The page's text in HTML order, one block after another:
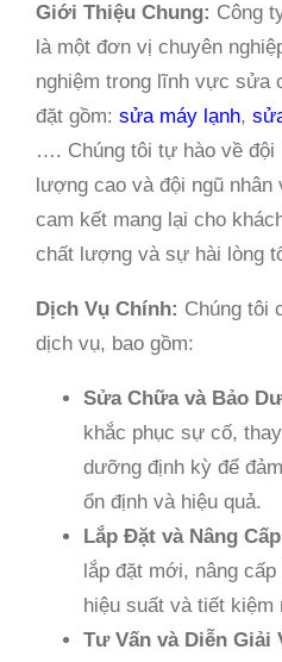
Giới Thiệu Chung: Công
là một đơn vị chuyên
nghiệm trong lĩnh vực sửa
đặt gồm: sửa máy lạnh,
…. Chúng tôi tự hào về đội
lượng cao và đội ngũ nhân
cam kết mang lại cho
chất lượng và sự hài lòng
Dịch Vụ Chính: Chúng tôi
dịch vụ, bao gồm:
Sửa Chữa và Bảo
khắc phục sự cố,
dưỡng định kỳ để
ổn định và hiệu quả.
Lắp Đặt và Nâng
lắp đặt mới, nâng
hiệu suất và tiết kiệm
Tư Vấn và Diễn Giải